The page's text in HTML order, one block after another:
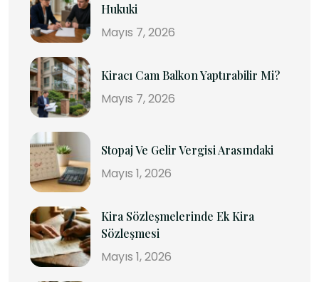
Hukuki
Mayıs 7, 2026
Kiracı Cam Balkon Yaptırabilir Mi?
Mayıs 7, 2026
Stopaj Ve Gelir Vergisi Arasındaki
Mayıs 1, 2026
Kira Sözleşmelerinde Ek Kira
Sözleşmesi
Mayıs 1, 2026